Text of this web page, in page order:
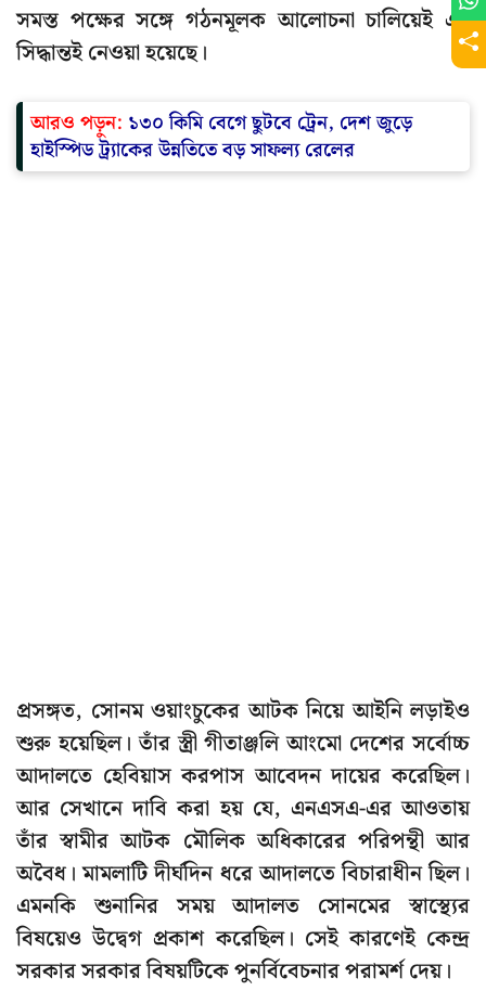
সমস্ত পক্ষের সঙ্গে গঠনমূলক আলোচনা চালিয়েই এই
সিদ্ধান্তই নেওয়া হয়েছে।
আরও পড়ুন: ১৩০ কিমি বেগে ছুটবে ট্রেন, দেশ জুড়ে
হাইস্পিড ট্র্যাকের উন্নতিতে বড় সাফল্য রেলের
প্রসঙ্গত, সোনম ওয়াংচুকের আটক নিয়ে আইনি লড়াইও
শুরু হয়েছিল। তাঁর স্ত্রী গীতাঞ্জলি আংমো দেশের সর্বোচ্চ
আদালতে হেবিয়াস করপাস আবেদন দায়ের করেছিল।
আর সেখানে দাবি করা হয় যে, এনএসএ-এর আওতায়
তাঁর স্বামীর আটক মৌলিক অধিকারের পরিপন্থী আর
অবৈধ। মামলাটি দীর্ঘদিন ধরে আদালতে বিচারাধীন ছিল।
এমনকি শুনানির সময় আদালত সোনমের স্বাস্থ্যের
বিষয়েও উদ্বেগ প্রকাশ করেছিল। সেই কারণেই কেন্দ্র
সরকার সরকার বিষয়টিকে পুনর্বিবেচনার পরামর্শ দেয়।